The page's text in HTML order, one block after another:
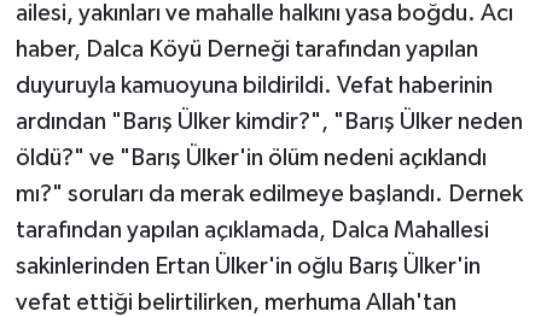
ailesi, yakınları ve mahalle halkını yasa boğdu. Acı
haber, Dalca Köyü Derneği tarafından yapılan
duyuruyla kamuoyuna bildirildi. Vefat haberinin
ardından "Barış Ülker kimdir?", "Barış Ülker neden
öldü?" ve "Barış Ülker'in ölüm nedeni açıklandı
mı?" soruları da merak edilmeye başlandı. Dernek
tarafından yapılan açıklamada, Dalca Mahallesi
sakinlerinden Ertan Ülker'in oğlu Barış Ülker'in
vefat ettiği belirtilirken, merhuma Allah'tan
Yaşam
KAHRAMANMARAŞ